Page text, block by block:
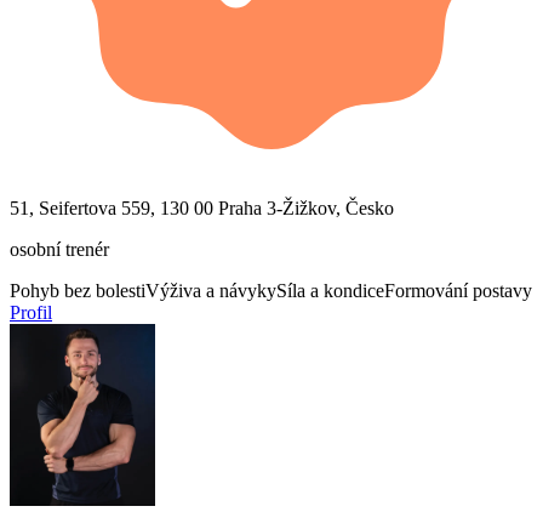
51, Seifertova 559, 130 00 Praha 3-Žižkov, Česko
osobní trenér
Pohyb bez bolestiVýživa a návykySíla a kondiceFormování postavy
Profil